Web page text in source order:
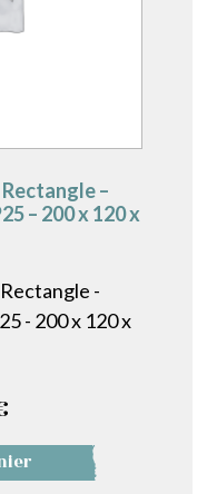
–
– 200 x 120 x
-
- 200 x 120 x